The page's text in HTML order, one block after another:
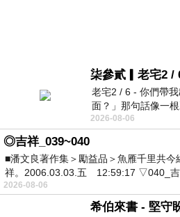
柒參貳▎老宅2 /
老宅2 / 6 - 你們帶
面？」那句話像一
死盯著照片裡的人。
2026-08-06
◎吉祥_039~040
■潘文良著作集＞勵益品＞魚雁千里共
祥。2006.03.03.五 12:59:17 ▽040_
2026-08-06
希伯來書 - 堅守